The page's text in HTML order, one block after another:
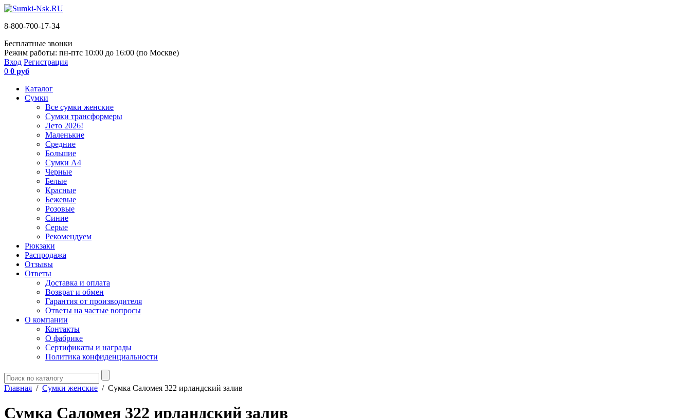
8-800-700-17-34
Бесплатные звонки
Режим работы: пн-птс 10:00 до 16:00 (по Москве)
Вход Регистрация
0 0 руб
Каталог
Сумки
Все сумки женские
Сумки трансформеры
Лето 2026!
Маленькие
Средние
Большие
Сумки А4
Черные
Белые
Красные
Бежевые
Розовые
Синие
Серые
Рекомендуем
Рюкзаки
Распродажа
Отзывы
Ответы
Доставка и оплата
Возврат и обмен
Гарантия от производителя
Ответы на частые вопросы
О компании
Контакты
О фабрике
Сертификаты и награды
Политика конфиденциальности
Главная / Сумки женские / Сумка Саломея 322 ирландский залив
Сумка Саломея 322 ирландский залив